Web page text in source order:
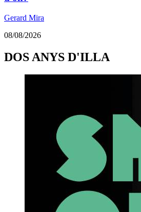
Gerard Mira
08/08/2026
DOS ANYS D'ILLA